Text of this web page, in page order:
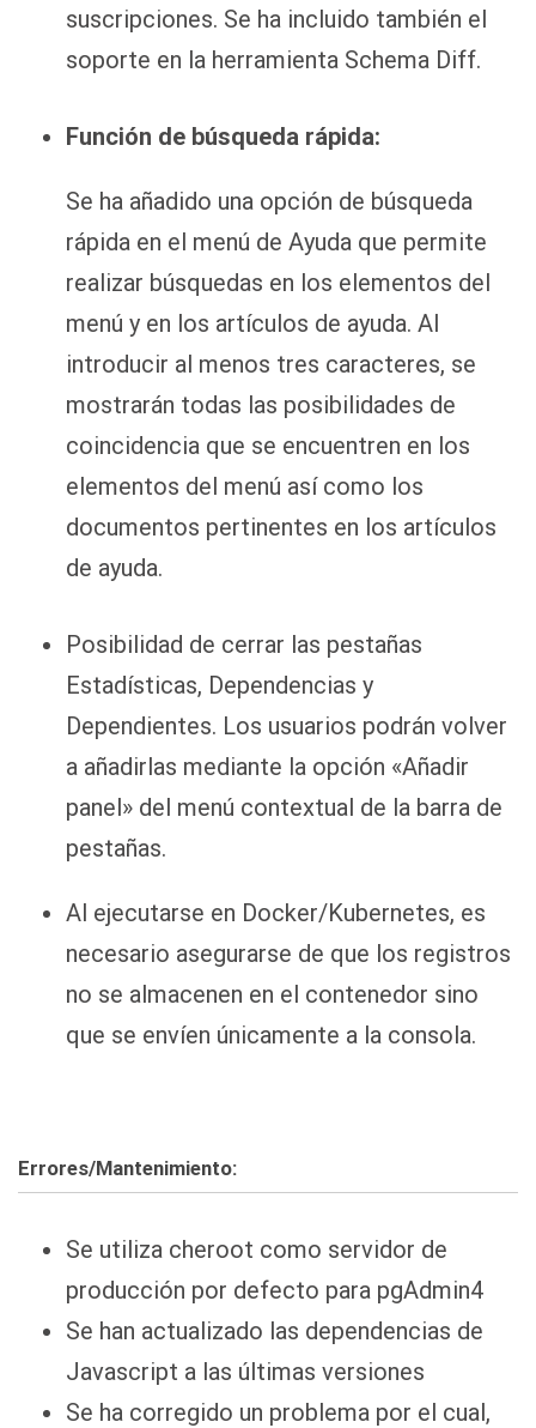
suscripciones. Se ha incluido también el
soporte en la herramienta Schema Diff.
Función de búsqueda rápida:
Se ha añadido una opción de búsqueda
rápida en el menú de Ayuda que permite
realizar búsquedas en los elementos del
menú y en los artículos de ayuda. Al
introducir al menos tres caracteres, se
mostrarán todas las posibilidades de
coincidencia que se encuentren en los
elementos del menú así como los
documentos pertinentes en los artículos
de ayuda.
Posibilidad de cerrar las pestañas
Estadísticas, Dependencias y
Dependientes. Los usuarios podrán volver
a añadirlas mediante la opción «Añadir
panel» del menú contextual de la barra de
pestañas.
Al ejecutarse en Docker/Kubernetes, es
necesario asegurarse de que los registros
no se almacenen en el contenedor sino
que se envíen únicamente a la consola.
Errores/Mantenimiento:
Se utiliza cheroot como servidor de
producción por defecto para pgAdmin4
Se han actualizado las dependencias de
Javascript a las últimas versiones
Se ha corregido un problema por el cual,